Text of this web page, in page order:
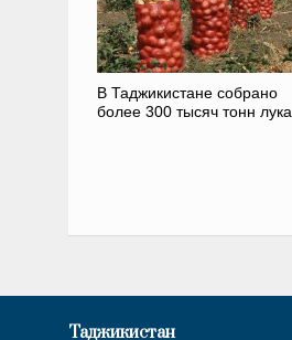
В Таджикистане собрано
более 300 тысяч тонн лука
Таджикистан